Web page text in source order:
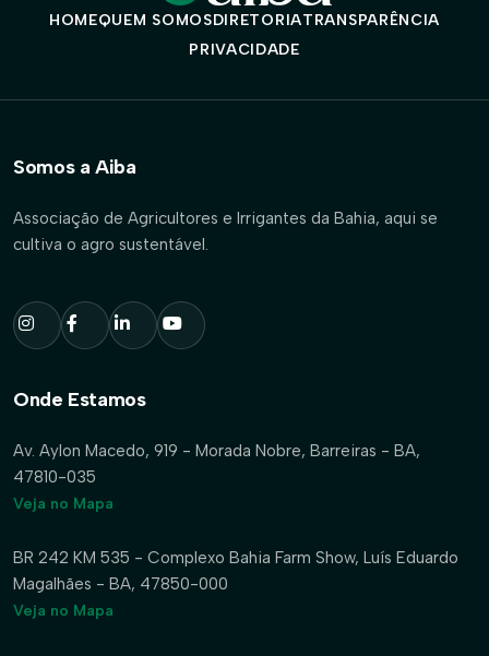
HOMEQUEM SOMOSDIRETORIATRANSPARÊNCIA
PRIVACIDADE
Somos a Aiba
Associação de Agricultores e Irrigantes da Bahia, aqui se
cultiva o agro sustentável.
Onde Estamos
Av. Aylon Macedo, 919 - Morada Nobre, Barreiras - BA,
47810-035
Veja no Mapa
BR 242 KM 535 - Complexo Bahia Farm Show, Luís Eduardo
Magalhães - BA, 47850-000
Veja no Mapa